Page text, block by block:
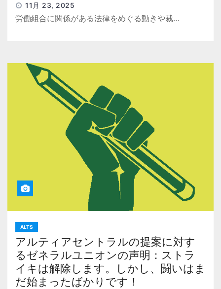
11月 23, 2025
労働組合に関係がある法律をめぐる動きや裁…
ALTS
アルティアセントラルの提案に対す
るゼネラルユニオンの声明：ストラ
イキは解除します。しかし、闘いはま
だ始まったばかりです！